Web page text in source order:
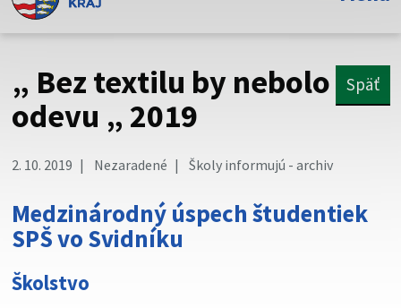
Toto je oficiálna webová stránka Prešovského
Táto stránka je zabezpečená
cez zabezpečenú webovú stránku. Zabezpečená stránka
vždy začína https:// pred názvom domény webového sídla.
„ Bez textilu by nebolo
odevu „ 2019
Späť
2. 10. 2019 Nezaradené Školy informujú - archiv
Medzinárodný úspech študentiek
SPŠ vo Svidníku
Školstvo